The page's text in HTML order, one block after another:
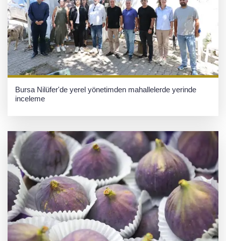
Bursa Nilüfer'de yerel yönetimden mahallelerde yerinde
inceleme